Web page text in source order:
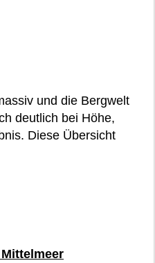
und die Bergwelt
deutlich bei Höhe,
Diese Übersicht